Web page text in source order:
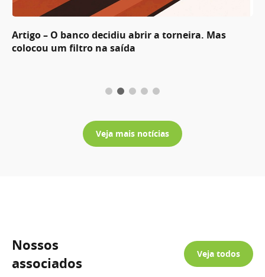
Artigo – O banco decidiu abrir a torneira. Mas
colocou um filtro na saída
Veja mais notícias
Nossos
associados
Veja todos